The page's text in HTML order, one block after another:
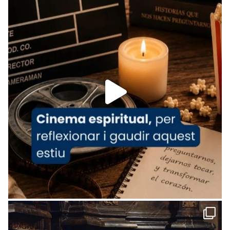
tican News 👇
www.vaticannews.va/es/iglesia/news/2026-
07/carmina-historia-depresion-papa-viaje-
espana-testimoni...
Foto
View on Facebook · Share
Arquebisbat de Barcelona
2 weeks ago
«Avui les santes Juliana i Semproniana ens
ajuden a alçar la mirada»
Mons. Sergi Gordo, bisbe de Tortosa, ha
presidit aquest 27 de juliol la missa de Les
Santes de Mataró.
🔗tinyurl.com/cvu5jmbk